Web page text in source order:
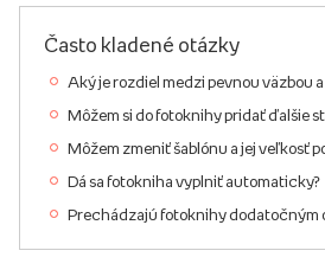
Často kladené otázky
Aký je rozdiel medzi pevnou väzbou
Môžem si do fotoknihy pridať ďalšie
Môžem zmeniť šablónu a jej veľkosť
Dá sa fotokniha vyplniť automaticky?
Prechádzajú fotoknihy dodatočným